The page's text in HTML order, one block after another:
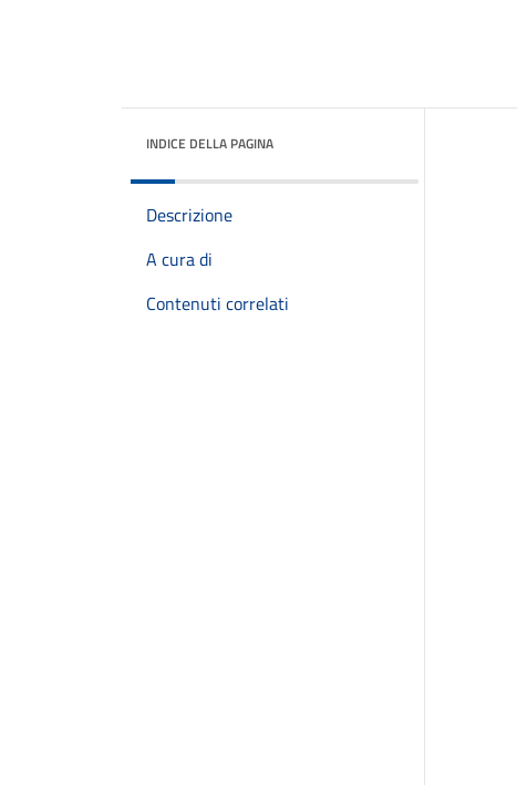
INDICE DELLA PAGINA
Descrizione
A cura di
Contenuti correlati